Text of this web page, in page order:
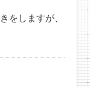
をしますが、